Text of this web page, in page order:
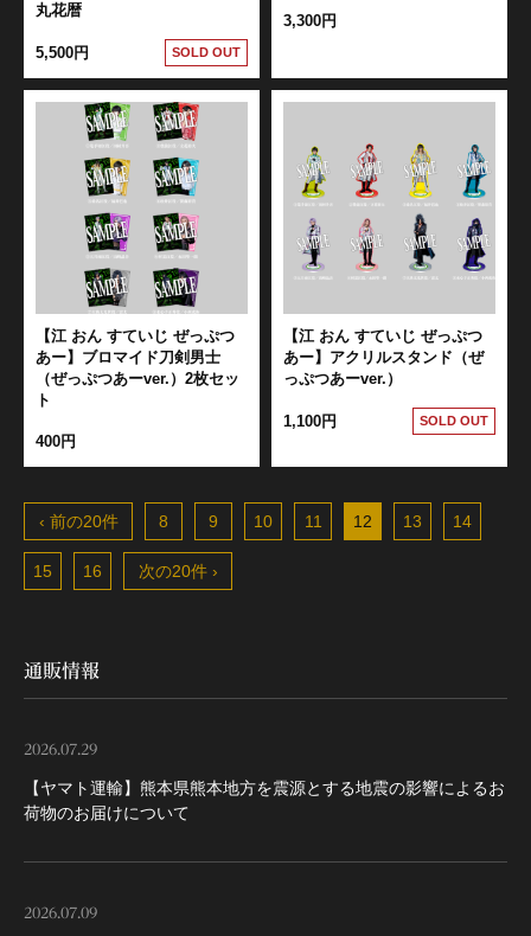
丸花暦
5,500円 SOLD OUT
3,300円
【江 おん すていじ ぜっぷつ
あー】ブロマイド刀剣男士
（ぜっぷつあーver.）2枚セッ
ト
400円
【江 おん すていじ ぜっぷつ
あー】アクリルスタンド（ぜ
っぷつあーver.）
1,100円 SOLD OUT
‹ 前の20件 8 9 10 11 12 13 14
15 16 次の20件 ›
通販情報
2026.07.29
【ヤマト運輸】熊本県熊本地方を震源とする地震の影響によるお
荷物のお届けについて
2026.07.09